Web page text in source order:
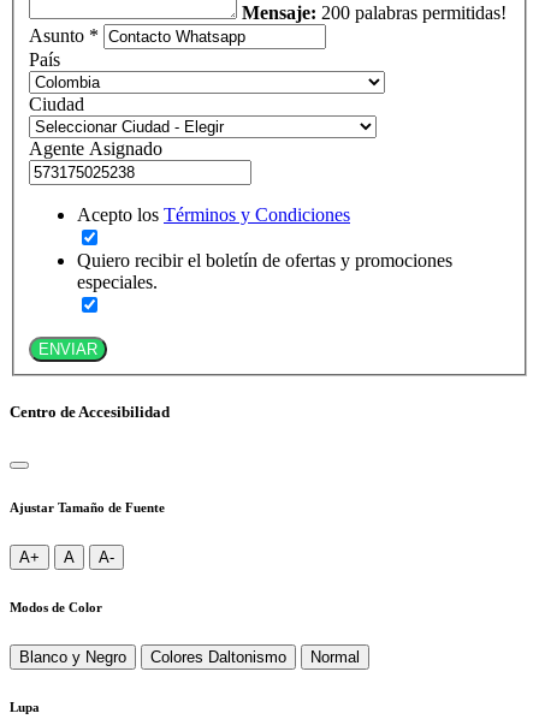
Mensaje: 200 palabras permitidas!
Asunto *
País
Ciudad
Agente Asignado
Acepto los Términos y Condiciones
Quiero recibir el boletín de ofertas y promociones
especiales.
ENVIAR
Centro de Accesibilidad
Ajustar Tamaño de Fuente
A+ A A-
Modos de Color
Blanco y Negro Colores Daltonismo Normal
Lupa